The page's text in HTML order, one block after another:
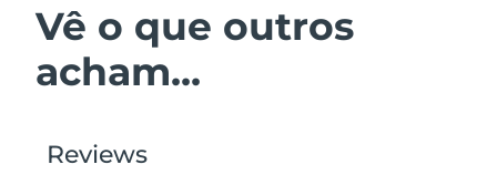
Vê o que outros
acham...